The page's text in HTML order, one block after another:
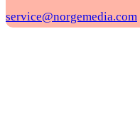
service@norgemedia.com